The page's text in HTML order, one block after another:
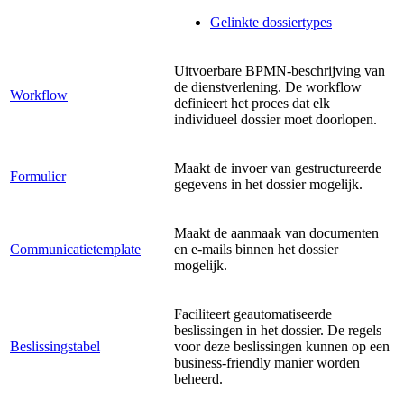
Gelinkte dossiertypes
Workflow
Uitvoerbare BPMN-beschrijving van
de dienstverlening. De workflow
definieert het proces dat elk
individueel dossier moet doorlopen.
Formulier
Maakt de invoer van gestructureerde
gegevens in het dossier mogelijk.
Communicatietemplate
Maakt de aanmaak van documenten
en e-mails binnen het dossier
mogelijk.
Beslissingstabel
Faciliteert geautomatiseerde
beslissingen in het dossier. De regels
voor deze beslissingen kunnen op een
business-friendly manier worden
beheerd.